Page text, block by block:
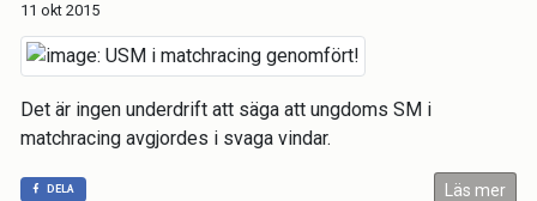
11 okt 2015
Det är ingen underdrift att säga att ungdoms SM i
matchracing avgjordes i svaga vindar.
DELA Läs mer